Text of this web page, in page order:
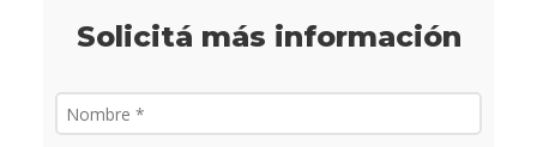
Solicitá más información